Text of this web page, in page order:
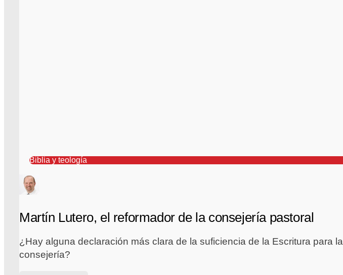
Biblia y teología
Martín Lutero, el reformador de la consejería pastoral
¿Hay alguna declaración más clara de la suficiencia de la Escritura para la
consejería?